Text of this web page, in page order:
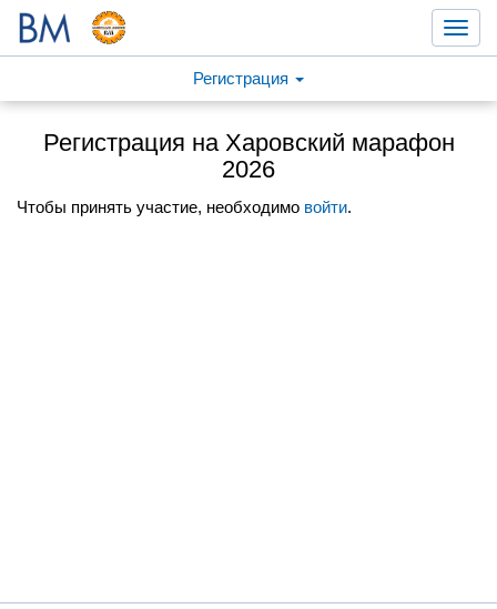
Регистрация
Регистрация на Харовский марафон
2026
Чтобы принять участие, необходимо войти.